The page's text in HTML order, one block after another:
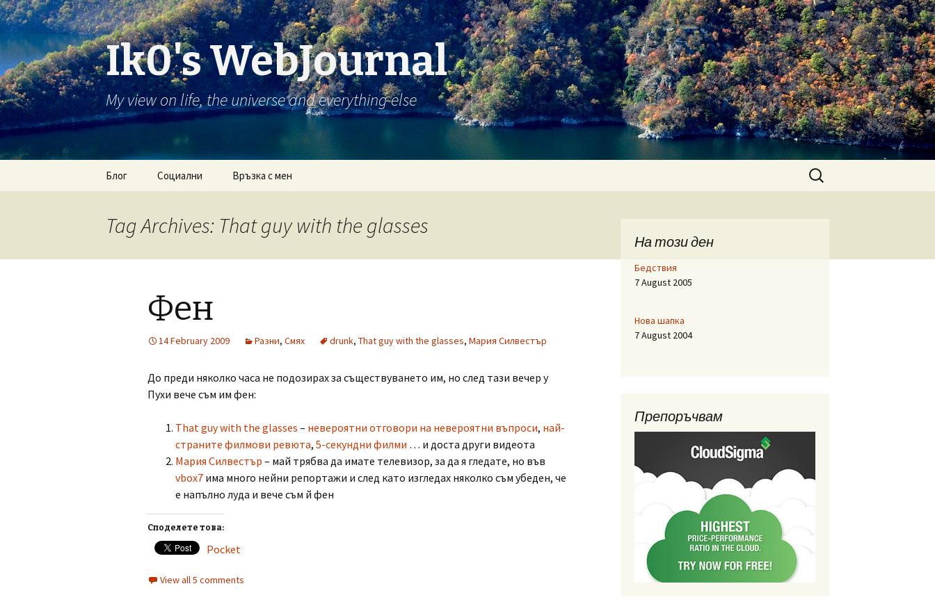
Ik0's WebJournal
My view on life, the universe and everything else
Блог
RSS коментари
Социални
Google+
Връзка с мен
Search
for:
Tag Archives: That guy with the glasses
Фен
14 February 2009 Разни, Смях drunk, That guy with the glasses, Мария Силвестър
До преди няколко часа не подозирах за съществуването им, но след тази вечер у
Пухи вече съм им фен:
That guy with the glasses – невероятни отговори на невероятни въпроси, най-
страните филмови ревюта, 5-секундни филми … и доста други видеота
Мария Силвестър – май трябва да имате телевизор, за да я гледате, но във
vbox7 има много нейни репортажи и след като изгледах няколко съм убеден, че
е напълно луда и вече съм й фен
Споделете това:
Pocket
View all 5 comments
На този ден
Бедствия
7 August 2005
Нова шапка
7 August 2004
Препоръчвам